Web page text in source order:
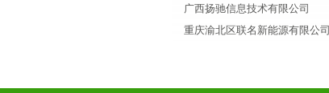
广西扬驰信息技术有限公司
重庆渝北区联名新能源有限公司